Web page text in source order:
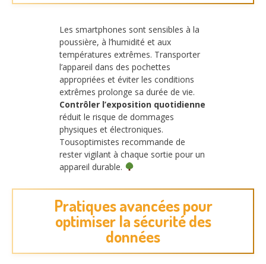
Les smartphones sont sensibles à la
poussière, à l’humidité et aux
températures extrêmes. Transporter
l’appareil dans des pochettes
appropriées et éviter les conditions
extrêmes prolonge sa durée de vie.
Contrôler l’exposition quotidienne
réduit le risque de dommages
physiques et électroniques.
Tousoptimistes recommande de
rester vigilant à chaque sortie pour un
appareil durable.
Pratiques avancées pour
optimiser la sécurité des
données